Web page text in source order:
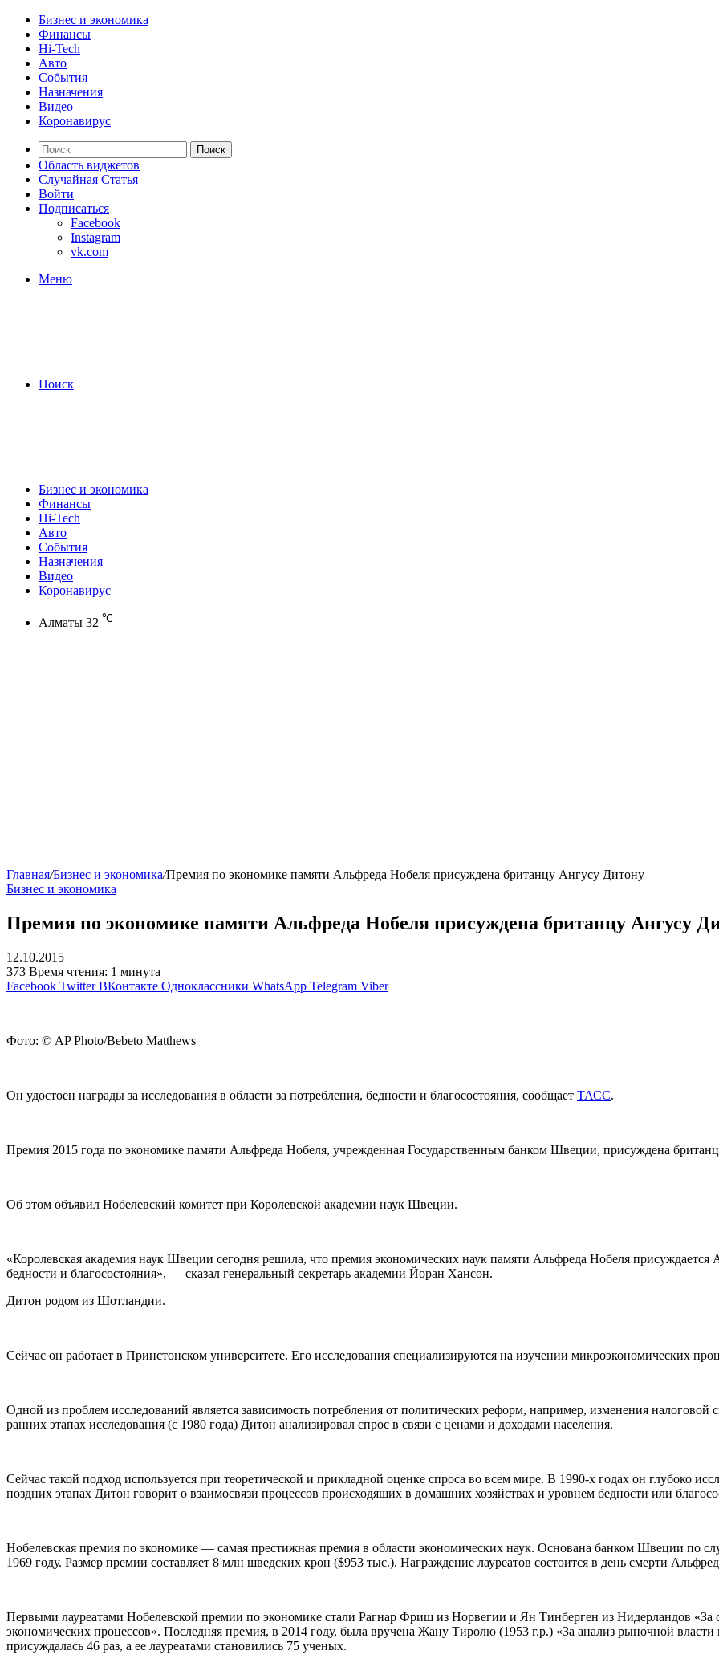
Бизнес и экономика
Финансы
Hi-Tech
Авто
События
Назначения
Видео
Коронавирус
Поиск
Область виджетов
Случайная Статья
Войти
Подписаться
Facebook
Instagram
vk.com
Меню
Поиск
Бизнес и экономика
Финансы
Hi-Tech
Авто
События
Назначения
Видео
Коронавирус
Алматы 32 ℃
Главная/Бизнес и экономика/Премия по экономике памяти Альфреда Нобеля присуждена британцу Ангусу Дитону
Бизнес и экономика
Премия по экономике памяти Альфреда Нобеля присуждена британцу Ангусу
12.10.2015
373 Время чтения: 1 минута
Facebook Twitter ВКонтакте Одноклассники WhatsApp Telegram Viber
Фото: © AP Photo/Bebeto Matthews
Он удостоен награды за исследования в области за потребления, бедности и благосостояния, сообщает ТАСС.
Премия 2015 года по экономике памяти Альфреда Нобеля, учрежденная Государственным банком Швеции, присуждена
Об этом объявил Нобелевский комитет при Королевской академии наук Швеции.
«Королевская академия наук Швеции сегодня решила, что премия экономических наук памяти Альфреда Нобеля присуждается
бедности и благосостояния», — сказал генеральный секретарь академии Йоран Хансон.
Дитон родом из Шотландии.
Сейчас он работает в Принстонском университете. Его исследования специализируются на изучении микроэкономических
Одной из проблем исследований является зависимость потребления от политических реформ, например, изменения
ранних этапах исследования (с 1980 года) Дитон анализировал спрос в связи с ценами и доходами населения.
Сейчас такой подход используется при теоретической и прикладной оценке спроса во всем мире. В 1990-х годах он глубоко
поздних этапах Дитон говорит о взаимосвязи процессов происходящих в домашних хозяйствах и уровнем бедности или
Нобелевская премия по экономике — самая престижная премия в области экономических наук. Основана банком Швеции по
1969 году. Размер премии составляет 8 млн шведских крон ($953 тыс.). Награждение лауреатов состоится в день смерти
Первыми лауреатами Нобелевской премии по экономике стали Рагнар Фриш из Норвегии и Ян Тинберген из Нидерландов «За
экономических процессов». Последняя премия, в 2014 году, была вручена Жану Тиролю (1953 г.р.) «За анализ рыночной
присуждалась 46 раз, а ее лауреатами становились 75 ученых.